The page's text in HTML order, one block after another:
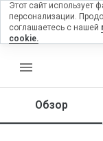
menu
Обзор
на
Как бы
Этот сайт использует
персонализации.
соглашаетесь с нашей
cookie.